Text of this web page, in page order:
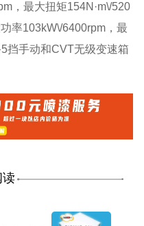
，最大扭矩154N·m\/520
率103kW\/6400rpm，最
挡手动和CVT无级变速箱